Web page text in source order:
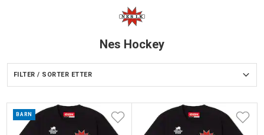
Nes Hockey
FILTER / SORTER ETTER
BARN